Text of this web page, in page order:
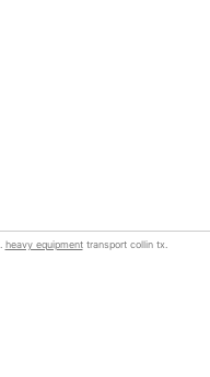
heavy equipmenttransport collin tx.